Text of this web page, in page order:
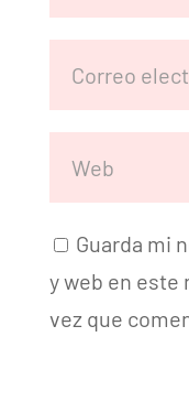
Guarda mi
y web en este
vez que